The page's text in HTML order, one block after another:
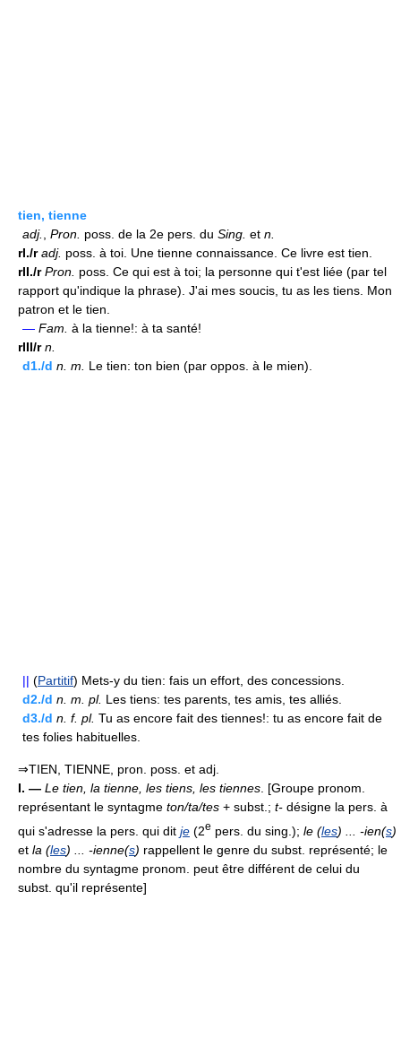
tien, tienne
adj., Pron. poss. de la 2e pers. du Sing. et n.
rI./r adj. poss. à toi. Une tienne connaissance. Ce livre est tien.
rII./r Pron. poss. Ce qui est à toi; la personne qui t'est liée (par tel
rapport qu'indique la phrase). J'ai mes soucis, tu as les tiens. Mon
patron et le tien.
— Fam. à la tienne!: à ta santé!
rIII/r n.
d1./d n. m. Le tien: ton bien (par oppos. à le mien).
|| (Partitif) Mets-y du tien: fais un effort, des concessions.
d2./d n. m. pl. Les tiens: tes parents, tes amis, tes alliés.
d3./d n. f. pl. Tu as encore fait des tiennes!: tu as encore fait de
tes folies habituelles.
⇒TIEN, TIENNE, pron. poss. et adj.
I. — Le tien, la tienne, les tiens, les tiennes. [Groupe pronom.
représentant le syntagme ton/ta/tes + subst.; t- désigne la pers. à
qui s'adresse la pers. qui dit je (2e pers. du sing.); le (les) ... -ien(s)
et la (les) ... -ienne(s) rappellent le genre du subst. représenté; le
nombre du syntagme pronom. peut être différent de celui du
subst. qu'il représente]